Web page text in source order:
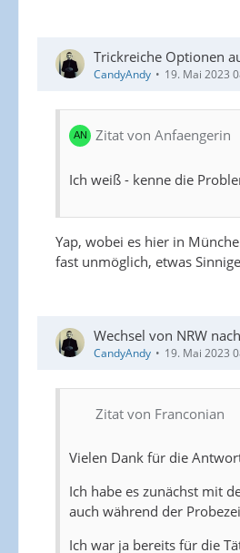
- meine Ehemann wird
Ich stelle mir die Frage,
können?
Trickreiche Optionen
CandyAndy 19. Mai 2023
Zitat von Anfaengerin
Ich weiß - kenne die
Yap, wobei es hier in
fast unmöglich, etwas
Wechsel von NRW
CandyAndy 19. Mai 2023
Zitat von Franconian
Vielen Dank für die
Ich habe es zunächst mit
auch während der
Ich war ja bereits für die